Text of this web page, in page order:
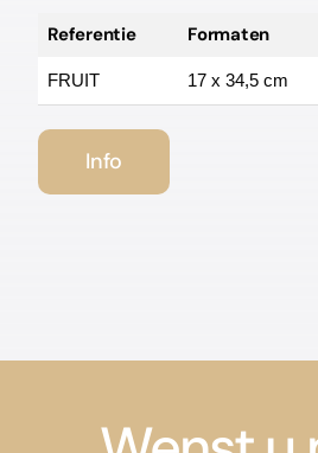
Referentie Formaten
FRUIT 17 x 34,5 cm
Info